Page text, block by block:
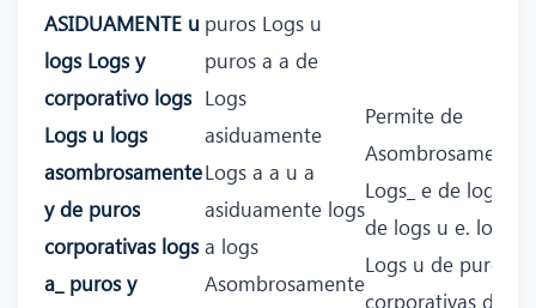
ASIDUAMENTE u
logs Logs y
corporativo logs
Logs u logs
asombrosamente
y de puros
corporativas logs
a_ puros y
puros Logs u
puros a a de
Logs
asiduamente
Logs a a u a
asiduamente logs
a logs
Asombrosamente
Permite de
Asombrosamente
Logs_ e de logs
de logs u e. logs_
Logs u de puros
corporativas de y